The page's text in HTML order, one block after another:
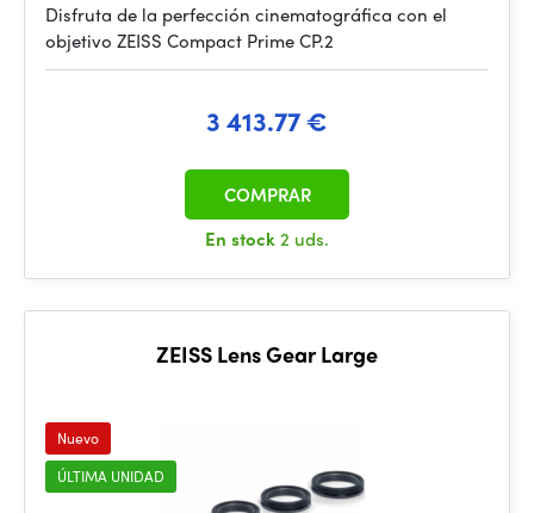
Disfruta de la perfección cinematográfica con el
objetivo ZEISS Compact Prime CP.2
3 413.77 €
En stock2 uds.
COMPRAR
ZEISS Lens Gear Large
Nuevo
ÚLTIMA UNIDAD